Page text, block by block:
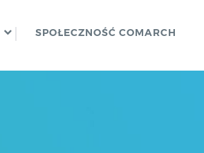
SPOŁECZNOŚĆ COMARCH